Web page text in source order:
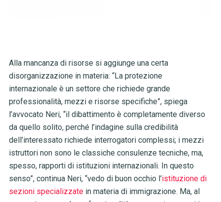
Alla mancanza di risorse si aggiunge una certa
disorganizzazione in materia: “La protezione
internazionale è un settore che richiede grande
professionalità, mezzi e risorse specifiche”, spiega
l’avvocato Neri, “il dibattimento è completamente diverso
da quello solito, perché l’indagine sulla credibilità
dell’interessato richiede interrogatori complessi; i mezzi
istruttori non sono le classiche consulenze tecniche, ma,
spesso, rapporti di istituzioni internazionali. In questo
senso”, continua Neri, “vedo di buon occhio l’istituzione di
sezioni specializzatein materia di immigrazione. Ma, al